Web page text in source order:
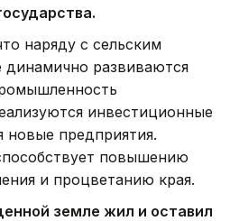
наряду с сельским
динамично развиваются
инвестиционные
новые предприятия.
повышению
и процветанию края.
земле жил и оставил